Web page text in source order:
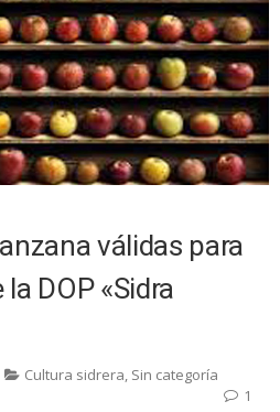
válidas para
DOP «Sidra
Cultura sidrera, Sin categoría
1